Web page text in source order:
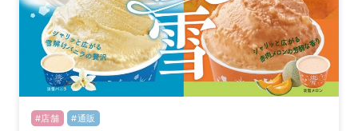
#店舗 #通販